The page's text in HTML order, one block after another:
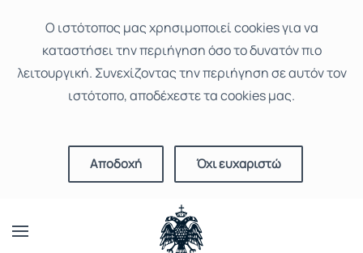
Ο ιστότοπoς μας χρησιμοποιεί cookies για να
καταστήσει την περιήγηση όσο το δυνατόν πιο
λειτουργική. Συνεχίζοντας την περιήγηση σε αυτόν τον
ιστότοπο, αποδέχεστε τα cookies μας.
Αποδοχή Όχι ευχαριστώ